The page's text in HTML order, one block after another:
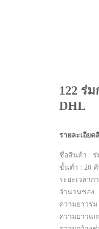
122 ร่
DHL
รายละเอียด
ชื่อสินค้า : ร่
ขั้นต่ำ : 20
ระยะเวลาก
จำนวนช่อง :
ความยาวร่ม
ความยาวแก